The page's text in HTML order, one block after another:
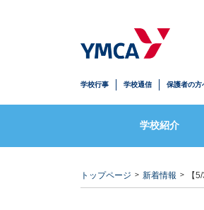
学校行事 学校通信 保護者の方
学校紹介
年間スケジュール
トップページ 新着情報 【